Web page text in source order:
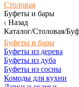
Столовая
Буфеты и бары
Назад
Каталог/Столовая/
Буфеты и бары
Буфеты из дерева
Буфеты из дуба
Буфеты из сосны
Комоды для кухни